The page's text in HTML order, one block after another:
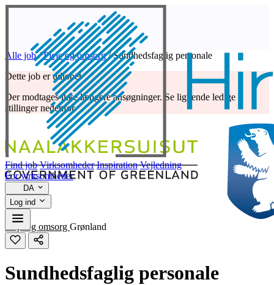
Find job Virksomheder Inspiration Vejledning
For virksomheder
DA
Log ind
Alle job / Pleje og omsorg / Sundhedsfaglig personale
Dette job er udløbet
Der modtages ikke længere ansøgninger. Se lignende ledige
stillinger nedenfor.
Pleje og omsorg Grønland
Sundhedsfaglig personale